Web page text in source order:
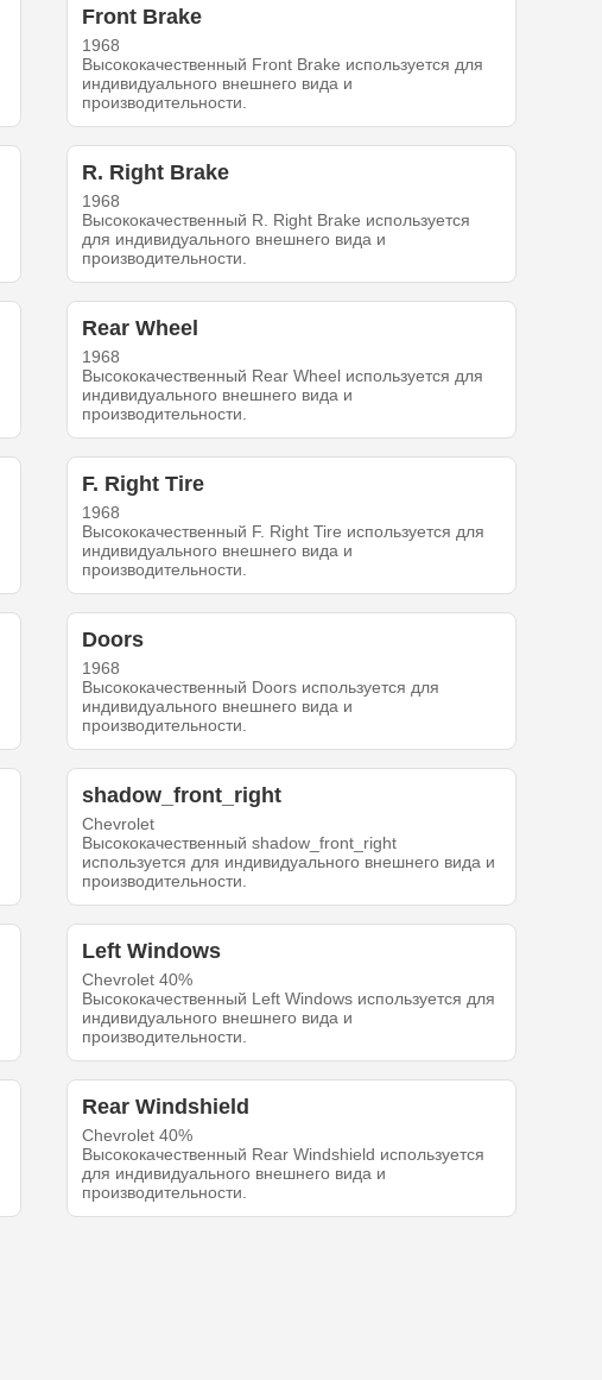
Front Brake
1968
Высококачественный Front Brake используется для
индивидуального внешнего вида и
производительности.
R. Right Brake
1968
Высококачественный R. Right Brake используется
для индивидуального внешнего вида и
производительности.
Rear Wheel
1968
Высококачественный Rear Wheel используется для
индивидуального внешнего вида и
производительности.
F. Right Tire
1968
Высококачественный F. Right Tire используется для
индивидуального внешнего вида и
производительности.
Doors
1968
Высококачественный Doors используется для
индивидуального внешнего вида и
производительности.
shadow_front_right
Chevrolet
Высококачественный shadow_front_right
используется для индивидуального внешнего вида и
производительности.
Left Windows
Chevrolet 40%
Высококачественный Left Windows используется для
индивидуального внешнего вида и
производительности.
Rear Windshield
Chevrolet 40%
Высококачественный Rear Windshield используется
для индивидуального внешнего вида и
производительности.